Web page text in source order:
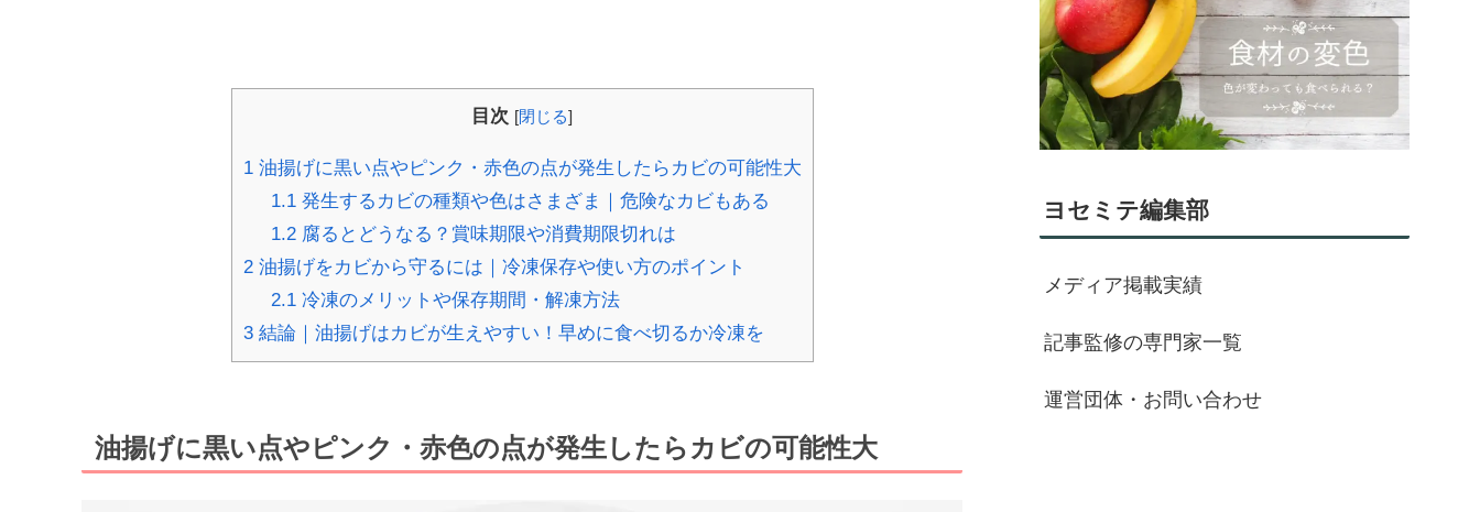
目次 [閉じる]
1油揚げに黒い点やピンク・赤色の点が発生したらカビの可能性大
1.1 発生するカビの種類や色はさまざま｜危険なカビもある
1.2 腐るとどうなる？賞味期限や消費期限切れは
2油揚げをカビから守るには｜冷凍保存や使い方のポイント
2.1 冷凍のメリットや保存期間・解凍方法
3結論｜油揚げはカビが生えやすい！早めに食べ切るか冷凍を
油揚げに黒い点やピンク・赤色の点が発生したらカビの可能性大
ヨセミテ編集部
メディア掲載実績
記事監修の専門家一覧
運営団体・お問い合わせ